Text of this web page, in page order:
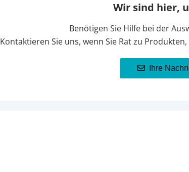
Wir sind hier,
Benötigen Sie Hilfe bei der
Kontaktieren Sie uns, wenn Sie Rat zu
Ihre